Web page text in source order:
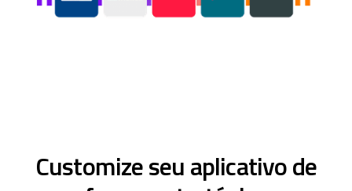
Customize seu aplicativo de